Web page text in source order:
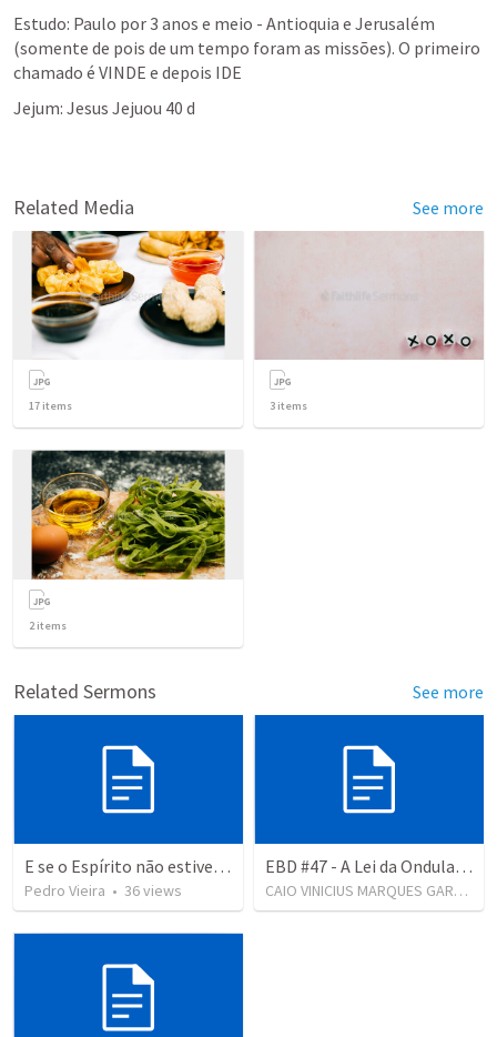
Estudo: Paulo por 3 anos e meio - Antioquia e Jerusalém
(somente de pois de um tempo foram as missões). O primeiro
chamado é VINDE e depois IDE
Jejum: Jesus Jejuou 40 d
Related Media See more
17 items 3 items
2items
Related Sermons See more
E se o Espírito não estiver em você?
Pedro Vieira • 36views
EBD #47 - A Lei da Ondulação e os Extremos (Cartas 5, 6, 7 e 8)
CAIO VINICIUS MARQUES GARCIA